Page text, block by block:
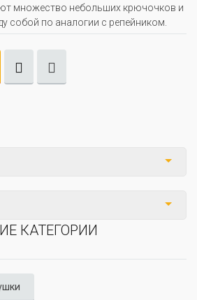
множество небольших крючочков и
собой по аналогии с репейником.
КАТЕГОРИИ